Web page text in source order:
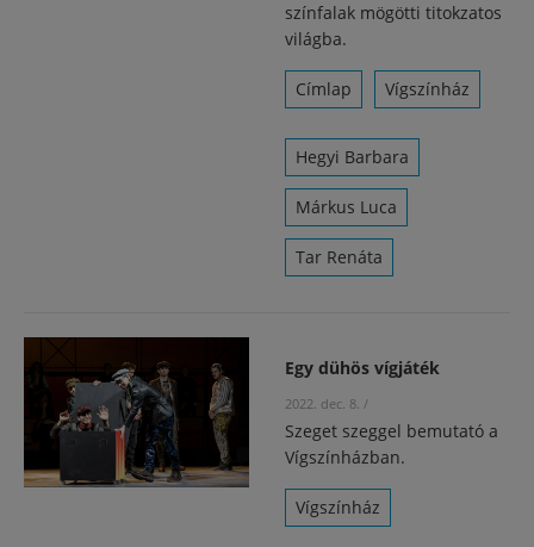
színfalak mögötti titokzatos
világba.
Címlap Vígszínház
Hegyi Barbara
Márkus Luca
Tar Renáta
Egy dühös vígjáték
2022. dec. 8. /
Szeget szeggel bemutató a
Vígszínházban.
Vígszínház